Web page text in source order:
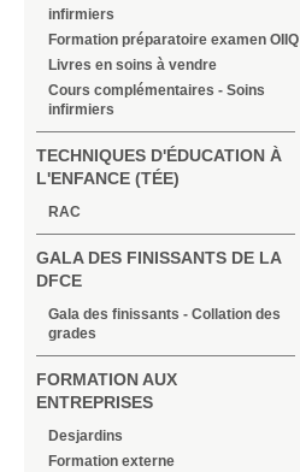
infirmiers
Formation préparatoire examen OIIQ
Livres en soins à vendre
Cours complémentaires - Soins
infirmiers
TECHNIQUES D'ÉDUCATION À
L'ENFANCE (TÉE)
RAC
GALA DES FINISSANTS DE LA
DFCE
Gala des finissants - Collation des
grades
FORMATION AUX
ENTREPRISES
Desjardins
Formation externe